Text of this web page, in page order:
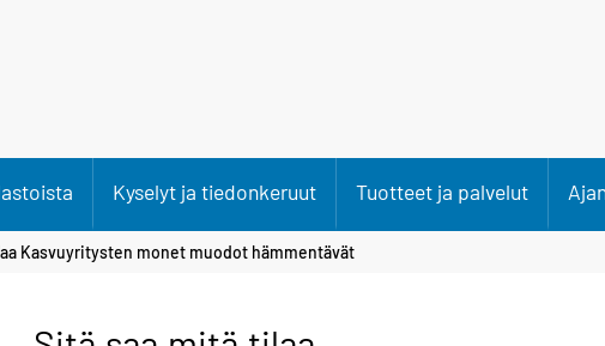
Kyselyt ja tiedonkeruut Tuotteet ja palvelut
Kasvuyritysten monet muodot hämmentävät